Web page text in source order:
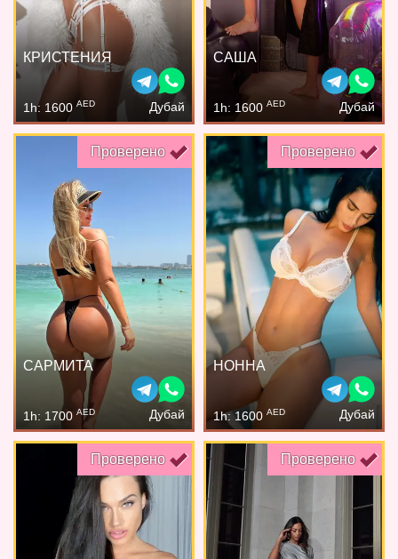
КРИСТЕНИЯ
1h: 1600 AED Дубай
САША
1h: 1600 AED Дубай
Проверено
САРМИТА
1h: 1700 AED Дубай
Проверено
НОННА
1h: 1600 AED Дубай
Проверено Проверено